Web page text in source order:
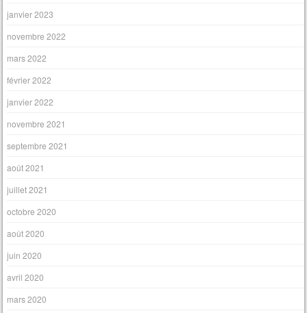
janvier 2023
novembre 2022
mars 2022
février 2022
janvier 2022
novembre 2021
septembre 2021
août 2021
juillet 2021
octobre 2020
août 2020
juin 2020
avril 2020
mars 2020